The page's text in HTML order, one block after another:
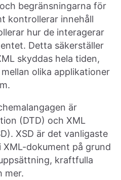
begränsningarna för
kontrollerar innehåll
hur de interagerar
Detta säkerställer
skyddas hela tiden,
olika applikationer
är
(DTD) och XML
XSD är det vanligaste
XML-dokument på grund
kraftfulla
mer.